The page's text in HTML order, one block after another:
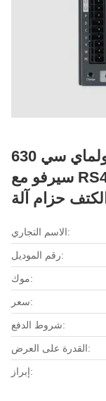
كولماي سي 630S سلسلة 750W محرك
سيرفو مع RS485 مودبوس RTU الاتصال
حزام آلة
الاسم التجاري:
رقم الموديل:
موك:
سعر:
شروط الدفع:
القدرة على العرض:
إبراز: